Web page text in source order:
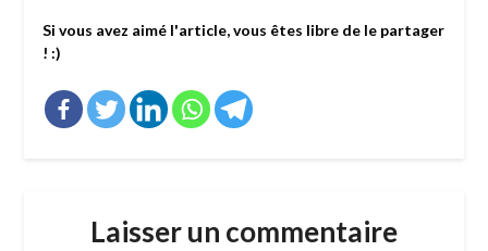
Si vous avez aimé l'article, vous êtes libre de le partager
! :)
Laisser un commentaire